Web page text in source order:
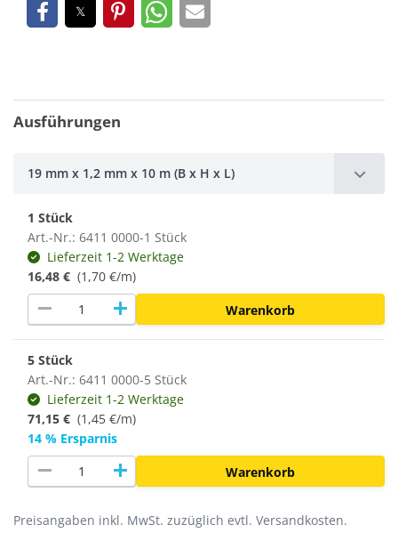
Ausführungen
19 mm x 1,2 mm x 10 m (B x H x L)
1 Stück
Art.-Nr.: 6411 0000-1 Stück
Lieferzeit 1-2 Werktage
16,48 € (1,70 €/m)
remove add Warenkorb
5 Stück
Art.-Nr.: 6411 0000-5 Stück
Lieferzeit 1-2 Werktage
71,15 € (1,45 €/m)
14 % Ersparnis
remove add Warenkorb
Preisangaben inkl. MwSt. zuzüglich evtl. Versandkosten.